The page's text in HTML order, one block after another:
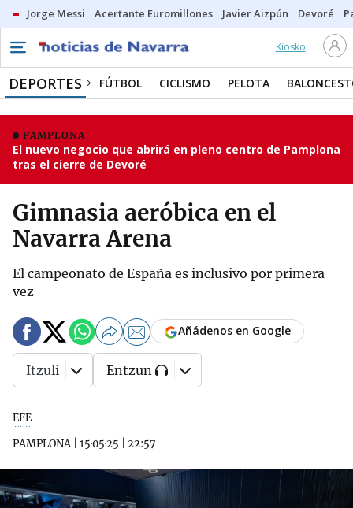
Jorge Messi Acertante Euromillones Javier Aizpún Devoré
Kiosko
DEPORTES FÚTBOL CICLISMO PELOTA
PAMPLONA
El nuevo negocio que abrirá en pleno centro de Pamplona
tras el cierre de Devoré
Gimnasia aeróbica en el
Navarra Arena
El campeonato de España es inclusivo por primera
vez
EFE
PAMPLONA| 15·05·25 22:57
Añádenos en Google
Itzuli Entzun